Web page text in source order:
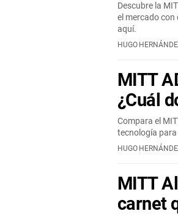
Descubre la
el mercado con
aquí.
HUGO
MITT
¿Cuál
Compara el
tecnología para
HUGO
MITT
carnet